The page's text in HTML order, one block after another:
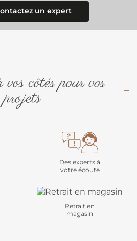
un expert
côtés pour vos
projets
Des experts à
votre écoute
Retrait en
magasin